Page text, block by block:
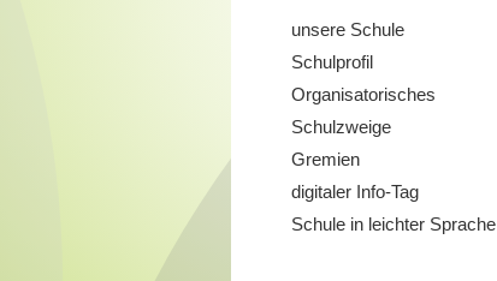
unsere Schule
Schulprofil
Organisatorisches
Schulzweige
Gremien
digitaler Info-Tag
Schule in leichter Sprache